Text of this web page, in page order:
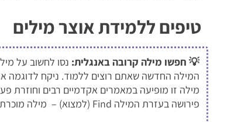
טיפים ללמידת אוצר מילים
💡 חפשו מילה קרובה באנגלית: נסו לחשוב על
מילה זו מופיעה במאמרים אקדמיים רבים וחוזרת
פירושה בעזרת המילה Find (למצוא) – מילה מוכרת יותר, המזכירה אותה בתצורה ובמשמעות שלה.